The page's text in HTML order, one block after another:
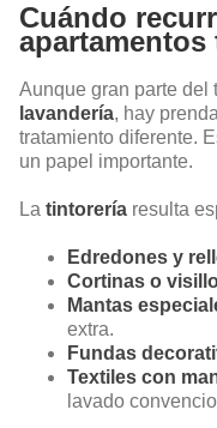
Cuándo
Aunque gran parte del
lavandería, hay
tratamiento diferente.
un papel importante.
La tintorería resulta
Edredones y
Cortinas o
Mantas
extra.
Fundas
Textiles con
lavado